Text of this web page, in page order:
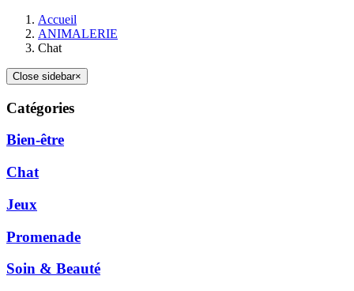
Accueil
ANIMALERIE
Chat
Close sidebar×
Catégories
Bien-être
Chat
Jeux
Promenade
Soin & Beauté